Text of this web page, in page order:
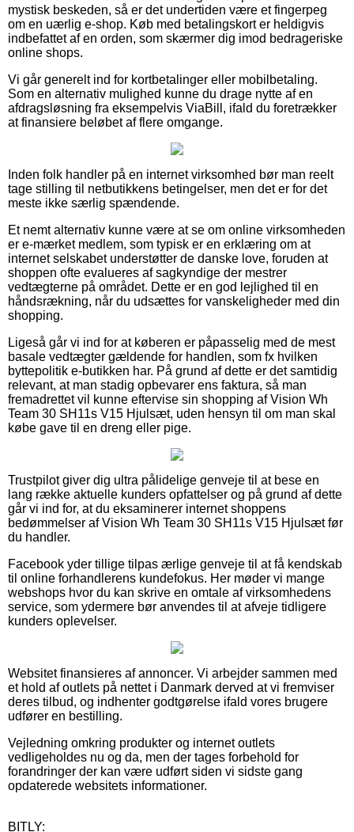
mystisk beskeden, så er det undertiden være et fingerpeg
om en uærlig e-shop. Køb med betalingskort er heldigvis
indbefattet af en orden, som skærmer dig imod bedrageriske
online shops.
Vi går generelt ind for kortbetalinger eller mobilbetaling.
Som en alternativ mulighed kunne du drage nytte af en
afdragsløsning fra eksempelvis ViaBill, ifald du foretrækker
at finansiere beløbet af flere omgange.
Inden folk handler på en internet virksomhed bør man reelt
tage stilling til netbutikkens betingelser, men det er for det
meste ikke særlig spændende.
Et nemt alternativ kunne være at se om online virksomheden
er e-mærket medlem, som typisk er en erklæring om at
internet selskabet understøtter de danske love, foruden at
shoppen ofte evalueres af sagkyndige der mestrer
vedtægterne på området. Dette er en god lejlighed til en
håndsrækning, når du udsættes for vanskeligheder med din
shopping.
Ligeså går vi ind for at køberen er påpasselig med de mest
basale vedtægter gældende for handlen, som fx hvilken
byttepolitik e-butikken har. På grund af dette er det samtidig
relevant, at man stadig opbevarer ens faktura, så man
fremadrettet vil kunne eftervise sin shopping af Vision Wh
Team 30 SH11s V15 Hjulsæt, uden hensyn til om man skal
købe gave til en dreng eller pige.
Trustpilot giver dig ultra pålidelige genveje til at bese en
lang række aktuelle kunders opfattelser og på grund af dette
går vi ind for, at du eksaminerer internet shoppens
bedømmelser af Vision Wh Team 30 SH11s V15 Hjulsæt før
du handler.
Facebook yder tillige tilpas ærlige genveje til at få kendskab
til online forhandlerens kundefokus. Her møder vi mange
webshops hvor du kan skrive en omtale af virksomhedens
service, som ydermere bør anvendes til at afveje tidligere
kunders oplevelser.
Websitet finansieres af annoncer. Vi arbejder sammen med
et hold af outlets på nettet i Danmark derved at vi fremviser
deres tilbud, og indhenter godtgørelse ifald vores brugere
udfører en bestilling.
Vejledning omkring produkter og internet outlets
vedligeholdes nu og da, men der tages forbehold for
forandringer der kan være udført siden vi sidste gang
opdaterede websitets informationer.
BITLY: